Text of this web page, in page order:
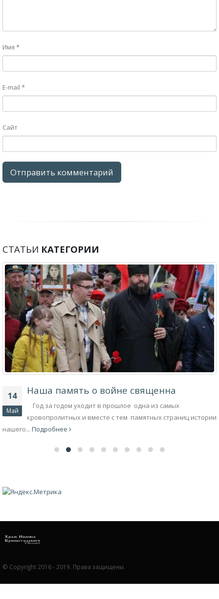
Имя *
E-mail *
Сайт
СТАТЬИ КАТЕГОРИИ
14
Май
Наша память о войне священна
Год за годом уходит в прошлое одна из самых
кровопролитных и вместе с тем памятных страниц истории
нашего... Подробнее
© Copyright 2016 - 2019. Права защищены.